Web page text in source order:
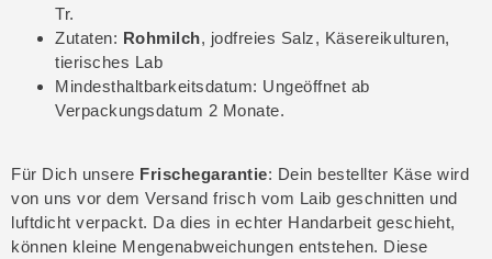
Tr.
Zutaten: Rohmilch, jodfreies Salz, Käsereikulturen,
tierisches Lab
Mindesthaltbarkeitsdatum: Ungeöffnet ab
Verpackungsdatum 2 Monate.
Für Dich unsere Frischegarantie: Dein bestellter Käse wird
von uns vor dem Versand frisch vom Laib geschnitten und
luftdicht verpackt. Da dies in echter Handarbeit geschieht,
können kleine Mengenabweichungen entstehen. Diese